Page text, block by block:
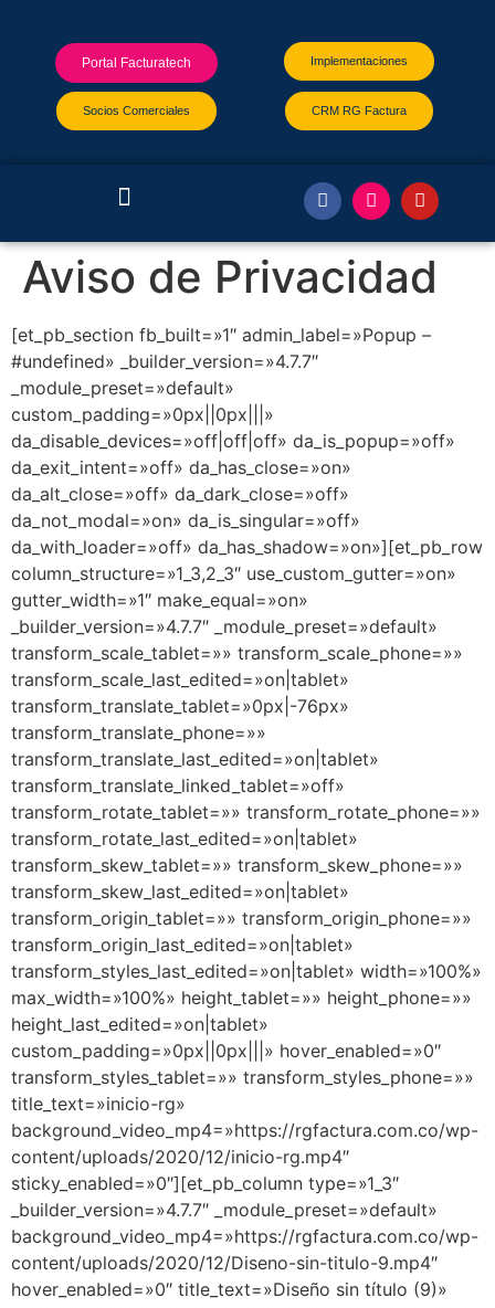
Portal Facturatech Implementaciones
Socios Comerciales CRM RG Factura
Aviso de Privacidad
[et_pb_section fb_built=»1″ admin_label=»Popup –
#undefined» _builder_version=»4.7.7″
_module_preset=»default»
custom_padding=»0px||0px|||»
da_disable_devices=»off|off|off» da_is_popup=»off»
da_exit_intent=»off» da_has_close=»on»
da_alt_close=»off» da_dark_close=»off»
da_not_modal=»on» da_is_singular=»off»
da_with_loader=»off» da_has_shadow=»on»][et_pb_row
column_structure=»1_3,2_3″ use_custom_gutter=»on»
gutter_width=»1″ make_equal=»on»
_builder_version=»4.7.7″ _module_preset=»default»
transform_scale_tablet=»» transform_scale_phone=»»
transform_scale_last_edited=»on|tablet»
transform_translate_tablet=»0px|-76px»
transform_translate_phone=»»
transform_translate_last_edited=»on|tablet»
transform_translate_linked_tablet=»off»
transform_rotate_tablet=»» transform_rotate_phone=»»
transform_rotate_last_edited=»on|tablet»
transform_skew_tablet=»» transform_skew_phone=»»
transform_skew_last_edited=»on|tablet»
transform_origin_tablet=»» transform_origin_phone=»»
transform_origin_last_edited=»on|tablet»
transform_styles_last_edited=»on|tablet» width=»100%»
max_width=»100%» height_tablet=»» height_phone=»»
height_last_edited=»on|tablet»
custom_padding=»0px||0px|||» hover_enabled=»0″
transform_styles_tablet=»» transform_styles_phone=»»
title_text=»inicio-rg»
background_video_mp4=»https://rgfactura.com.co/wp-
content/uploads/2020/12/inicio-rg.mp4″
sticky_enabled=»0″][et_pb_column type=»1_3″
_builder_version=»4.7.7″ _module_preset=»default»
background_video_mp4=»https://rgfactura.com.co/wp-
content/uploads/2020/12/Diseno-sin-titulo-9.mp4″
hover_enabled=»0″ title_text=»Diseño sin título (9)»